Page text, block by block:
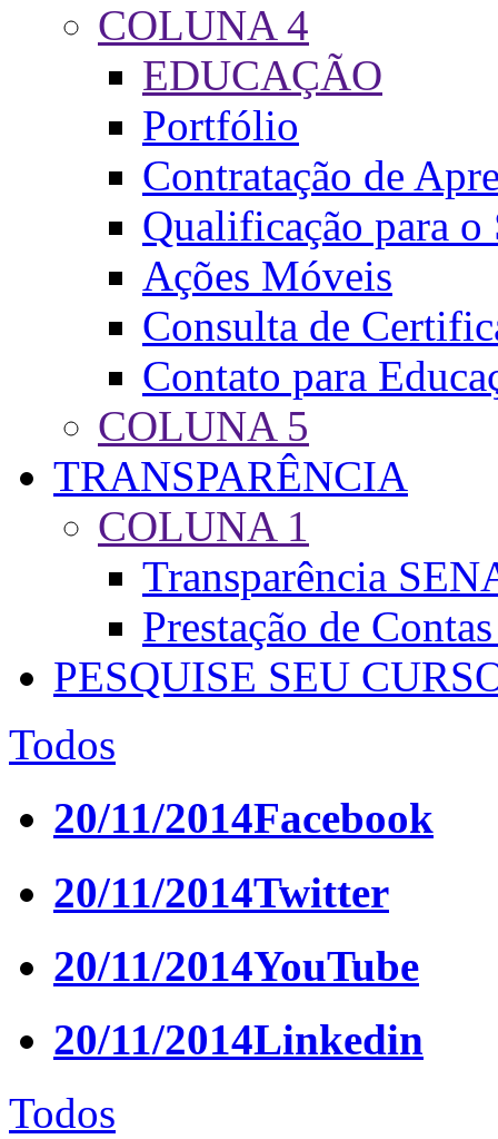
COLUNA 4
EDUCAÇÃO
Portfólio
Contratação de
Qualificação para
Ações Móveis
Consulta de
Contato para
COLUNA 5
TRANSPARÊNCIA
COLUNA 1
Transparência
Prestação de
PESQUISE SEU
Todos
20/11/2014Facebook
20/11/2014Twitter
20/11/2014YouTube
20/11/2014Linkedin
Todos